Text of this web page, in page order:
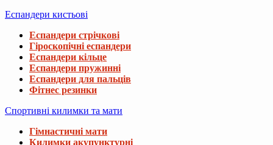
Еспандери кистьові
Еспандери стрічкові
Гіроскопічні еспандери
Еспандери кільце
Еспандери пружинні
Еспандери для пальців
Фітнес резинки
Спортивні килимки та мати
Гімнастичні мати
Килимки акупунктурні